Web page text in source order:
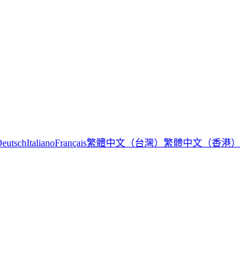
ItalianoFrançais繁體中文（台灣） 繁體中文（香港）